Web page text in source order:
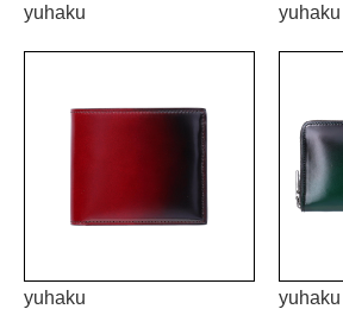
yuhaku yuhaku
yuhaku yuhaku